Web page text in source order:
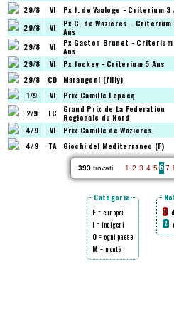
29/8
VI Px J. de Vauloge - Criterium 3
29/8
VI Px G. de Wazieres - Criterium
Ans
29/8
VI Px Gaston Brunet - Criterium
Ans
29/8
VI Px Jockey - Criterium 5 Ans
29/8
CD Marangoni (filly)
1/9
VI Prix Camille Lepecq
2/9
LC Grand Prix de La Federation
Regionale du Nord
4/9
VI Prix Camille de Wazieres
4/9
TA Giochi del Mediterraneo (F)
393 trovati 1 2 3 4 567
Categorie
E = europei
I = indigeni
O = ogni paese
M = montè
1
2